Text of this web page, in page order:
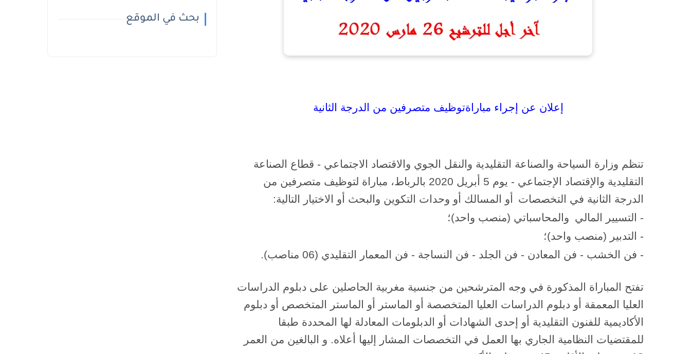
إعلان عن إجراء مباراةتوظيف متصرفين من الدرجة الثانية
تنظم وزارة السياحة والصناعة التقليدية والنقل الجوي والاقتصاد الاجتماعي - قطاع الصناعة
التقليدية والإقتصاد الإجتماعي - يوم 5 أبريل 2020 بالرباط، مباراة لتوظيف متصرفين من
الدرجة الثانية في التخصصات
أو المسالك أو وحدات التكوين والبحث أو الاختيار التالية:
- التسيير المالي والمحاسباتي (منصب واحد)؛
- التدبير (منصب واحد)؛
- فن الخشب - فن المعادن - فن الجلد - فن النساجة - فن المعمار التقليدي (06 مناصب).
تفتح المباراة المذكورة في وجه المترشحين من جنسية مغربية الحاصلين على دبلوم الدراسات
العليا المعمقة أو دبلوم الدراسات العليا المتخصصة أو الماستر أو الماستر المتخصص أو دبلوم
الأكاديمية للفنون التقليدية أو إحدى الشهادات أو الدبلومات المعادلة لها المحددة طبقا
للمقتضيات النظامية الجاري بها العمل في التخصصات المشار إليها أعلاه. و البالغين من العمر
بحث في الموقع